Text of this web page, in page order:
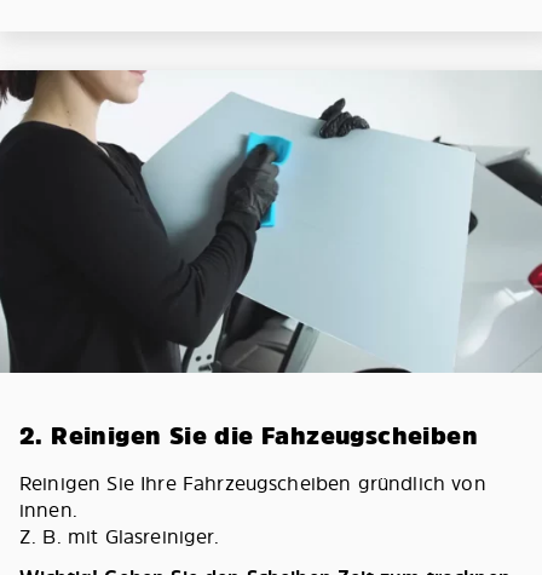
2. Reinigen Sie die Fahzeugscheiben
Reinigen Sie Ihre Fahrzeugscheiben gründlich von
innen.
Z. B. mit Glasreiniger.